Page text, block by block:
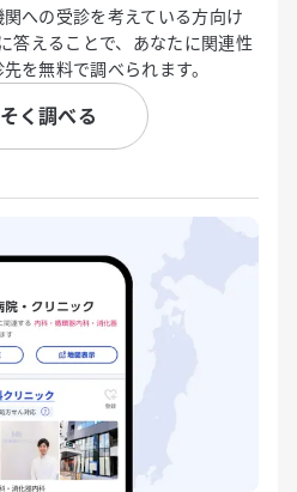
への受診を考えている方向け
答えることで、あなたに関連性
を無料で調べられます。
く調べる